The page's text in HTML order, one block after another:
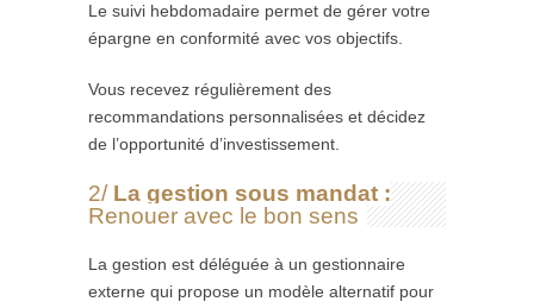
Le suivi hebdomadaire permet de gérer votre
épargne en conformité avec vos objectifs.
Vous recevez régulièrement des
recommandations personnalisées et décidez
de l’opportunité d’investissement.
2/ La gestion sous mandat :
Renouer avec le bon sens
La gestion est déléguée à un gestionnaire
externe qui propose un modèle alternatif pour